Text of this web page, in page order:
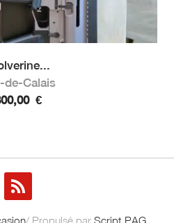
de-Calais
€
/ Propulsé par Script PAG